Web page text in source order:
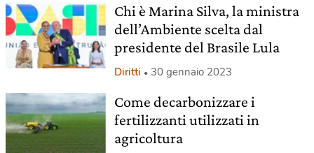
Chi è Marina Silva, la ministra
dell’Ambiente scelta dal
presidente del Brasile Lula
Diritti 30 gennaio 2023
Come decarbonizzare i
fertilizzanti utilizzati in
agricoltura